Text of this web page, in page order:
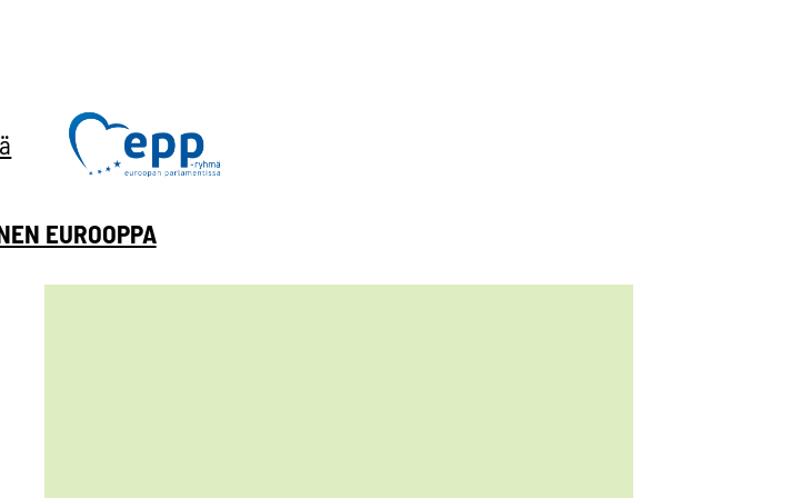
EUROOPPA